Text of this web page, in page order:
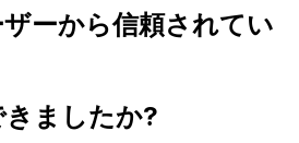
ーから信頼されてい
ましたか?